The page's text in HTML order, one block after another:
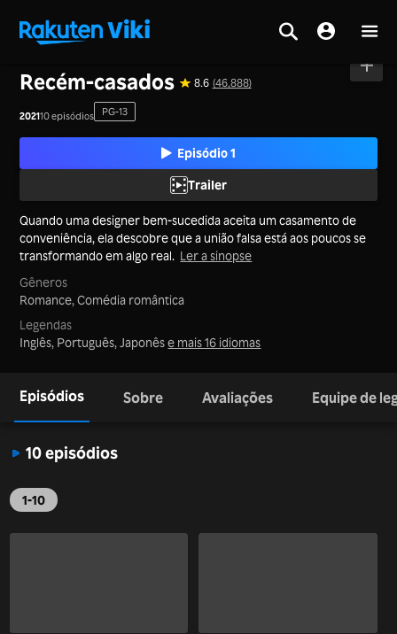
Recém‑casados 8.6 (46,888)
202110 episódios PG-13
Episódio 1
Trailer
Quando uma designer bem-sucedida aceita um casamento de
conveniência, ela descobre que a união falsa está aos poucos se
transformando em algo real. Ler a sinopse
Gêneros
Romance,Comédia romântica
Legendas
Inglês, Português, Japonêse mais 16 idiomas
Episódios Sobre Avaliações Equipe de
10 episódios
1-10